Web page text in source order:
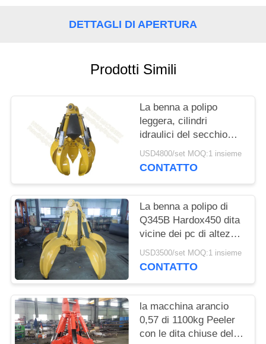
POLICY
DETTAGLI DI APERTURA
Prodotti Simili
La benna a polipo
leggera, cilindri
idraulici del secchio
5pcs della gru a benna
progetta 1830 millimetri
USD4800/set MOQ:1 insieme
CONTATTO
La benna a polipo di
Q345B Hardox450 dita
vicine dei pc di altezza
3 di 2120 millimetri
nessun gira
USD3500/set MOQ:1 insieme
CONTATTO
la macchina arancio
0,57 di 1100kg Peeler
con le dita chiuse del